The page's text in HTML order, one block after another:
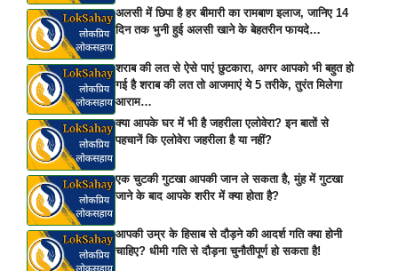
अलसी में छिपा है हर बीमारी का रामबाण इलाज, जानिए 14
दिन तक भुनी हुई अलसी खाने के बेहतरीन फायदे…
शराब की लत से ऐसे पाएं छुटकारा, अगर आपको भी बहुत हो
गई है शराब की लत तो आजमाएं ये 5 तरीके, तुरंत मिलेगा
आराम…
क्या आपके घर में भी है जहरीला एलोवेरा? इन बातों से
पहचानें कि एलोवेरा जहरीला है या नहीं?
एक चुटकी गुटखा आपकी जान ले सकता है, मुंह में गुटखा
जाने के बाद आपके शरीर में क्या होता है?
आपकी उम्र के हिसाब से दौड़ने की आदर्श गति क्या होनी
चाहिए? धीमी गति से दौड़ना चुनौतीपूर्ण हो सकता है!